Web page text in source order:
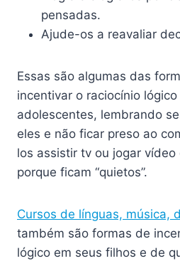
pensadas.
Ajude-os a reavaliar
Essas são algumas das
incentivar o raciocínio
adolescentes, lembrando
eles e não ficar preso ao
los assistir tv ou jogar
porque ficam “quietos”.
Cursos de línguas, música,
também são formas de
lógico em seus filhos e de